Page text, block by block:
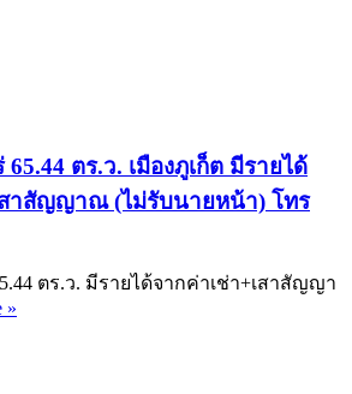
ตร.ว. เมืองภูเก็ต มีรายได้
สาสัญญาณ (ไม่รับนายหน้า) โทร
ตร.ว. มีรายได้จากค่าเช่า+เสาสัญญา
»